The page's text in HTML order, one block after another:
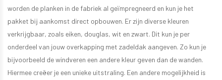
worden de planken in de fabriek al geïmpregneerd en kun je het
pakket bij aankomst direct opbouwen. Er zijn diverse kleuren
verkrijgbaar, zoals eiken, douglas, wit en zwart. Dit kun je per
onderdeel van jouw overkapping met zadeldak aangeven. Zo kun je
bijvoorbeeld de windveren een andere kleur geven dan de wanden.
Hiermee creëer je een unieke uitstraling. Een andere mogelijkheid is